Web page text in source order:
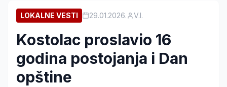
LOKALNE VESTI 29.01.2026. V.I.
Kostolac proslavio 16
godina postojanja i Dan
opštine